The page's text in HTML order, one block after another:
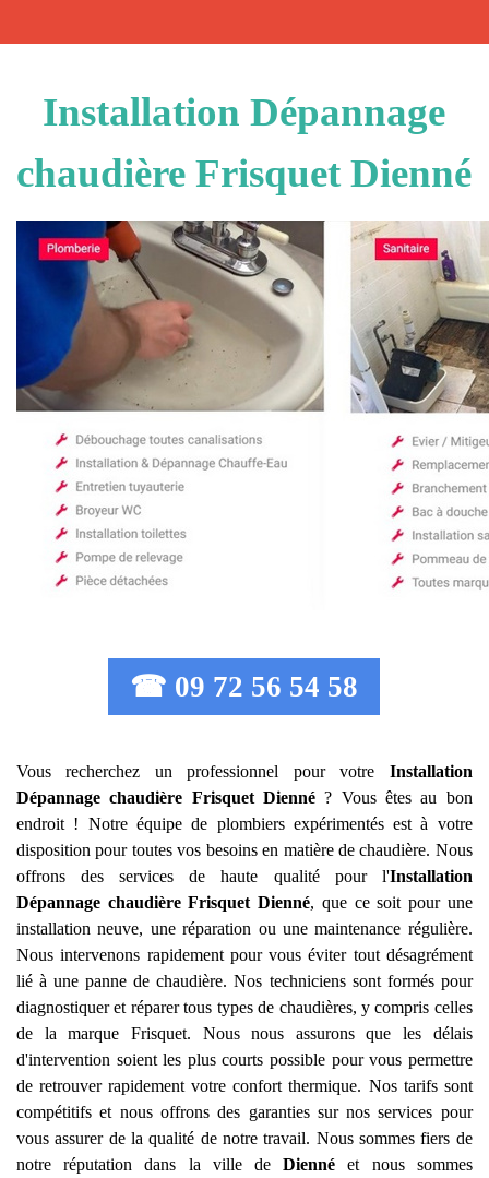
Installation Dépannage
chaudière Frisquet Dienné
☎ 09 72 56 54 58
Vous recherchez un professionnel pour votre Installation
Dépannage chaudière Frisquet Dienné ? Vous êtes au bon
endroit ! Notre équipe de plombiers expérimentés est à votre
disposition pour toutes vos besoins en matière de chaudière. Nous
offrons des services de haute qualité pour l'Installation
Dépannage chaudière Frisquet Dienné, que ce soit pour une
installation neuve, une réparation ou une maintenance régulière.
Nous intervenons rapidement pour vous éviter tout désagrément
lié à une panne de chaudière. Nos techniciens sont formés pour
diagnostiquer et réparer tous types de chaudières, y compris celles
de la marque Frisquet. Nous nous assurons que les délais
d'intervention soient les plus courts possible pour vous permettre
de retrouver rapidement votre confort thermique. Nos tarifs sont
compétitifs et nous offrons des garanties sur nos services pour
vous assurer de la qualité de notre travail. Nous sommes fiers de
notre réputation dans la ville deDienné et nous sommes